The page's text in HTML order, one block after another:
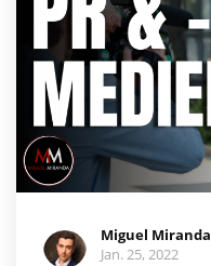
Miguel Miranda
Jan. 25, 2022